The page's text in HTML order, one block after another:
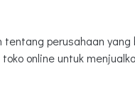
perusahaan
online untuk